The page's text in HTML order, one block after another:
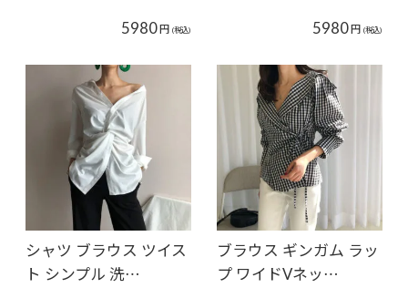
5980円 (税込) 5980円 (税込)
シャツ ブラウス ツイス
ト シンプル 洗…
ブラウス ギンガム ラッ
プ ワイドVネッ…